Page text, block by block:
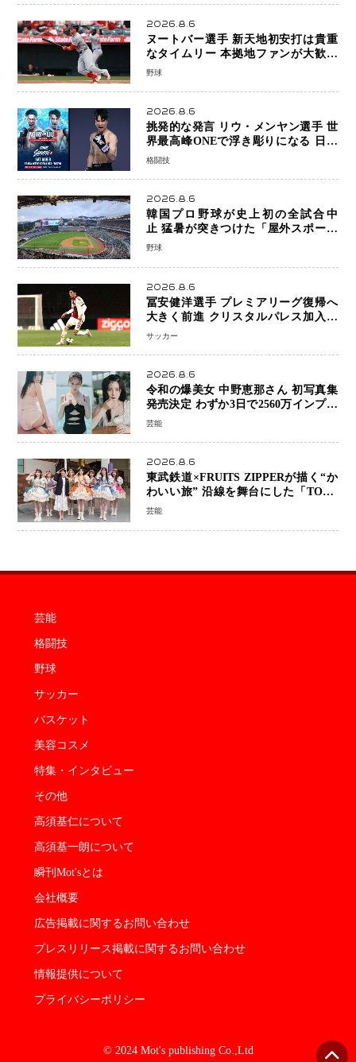
2026.8.6
ヌートバー選手 新天地初安打は貴重
なタイムリー 本拠地ファンが大歓声
笑顔で歓喜
野球
2026.8.6
挑発的な発言 リウ・メンヤン選手 世
界最高峰ONEで浮き彫りになる 日本
キックボクシングが直面する“技術
格闘技
2026.8.6
韓国プロ野球が史上初の全試合中
止 猛暑が突きつけた「屋外スポーツ
の限界」 日本発のドーム型施設時代
野球
2026.8.6
冨安健洋選手 プレミアリーグ復帰へ
大きく前進 クリスタルパレス加入目
前 メディカルチェックも通過
サッカー
2026.8.6
令和の爆美女 中野恵那さん 初写真集
発売決定 わずか3日で2560万インプレ
ッションを記録した話題の美貌を凝縮
芸能
2026.8.6
東武鉄道×FRUITS ZIPPERが描く“か
わいい旅” 沿線を舞台にした「TOBU
KAWAII PROJECT」が開幕
芸能
芸能
格闘技
野球
サッカー
バスケット
美容コスメ
特集・インタビュー
その他
高須基仁について
高須基一朗について
瞬刊Mot'sとは
会社概要
広告掲載に関するお問い合わせ
プレスリリース掲載に関するお問い合わせ
情報提供について
プライバシーポリシー
© 2024 Mot's publishing Co.,Ltd